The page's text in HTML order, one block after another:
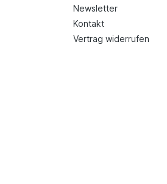
Newsletter
Kontakt
Vertrag widerrufen